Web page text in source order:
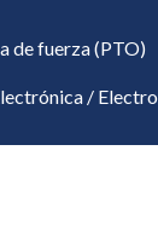
de fuerza (PTO)
/ Electro